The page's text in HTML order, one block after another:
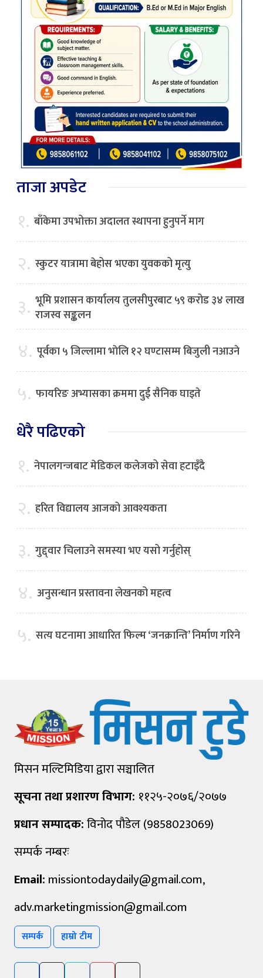
ताजा अपडेट
१. बाँकेमा उपभोक्ता अदालत स्थापना हुनुपर्ने माग
२. स्कुटर यात्रामा बेहोस भएका युवकको मृत्यु
३. भूमि प्रशासन कार्यालय तुलसीपुरबाट ५९ करोड ३४ लाख
राजस्व सङ्कलन
४. पूर्वका ५ जिल्लामा भाेलि १२ घण्टासम्म बिजुली नआउने
५. फायरिङ अभ्यासका क्रममा दुई सैनिक घाइते
धेरै पढिएको
१. नेपालगन्जबाट मेडिकल कलेजको सेवा हटाइँदै
२. हरित विद्यालय आजको आवश्यकता
३. गुद्द्वार चिलाउने समस्या भए यसो गर्नुहोस्
४. अनुसन्धान प्रस्तावना लेखनको महत्व
५. सत्य घटनामा आधारित फिल्म ‘जनक्रान्ति’ निर्माण गरिने
मिसन मल्टिमिडिया द्वारा सञ्चालित
सूचना तथा प्रशारण विभाग: ११२५-२०७६/२०७७
प्रधान सम्पादक:विनोद पौडेल (9858023069)
सम्पर्क नम्बरः
Email: missiontodaydaily@gmail.com,
adv.marketingmission@gmail.com
सम्पर्क हाम्रो टीम